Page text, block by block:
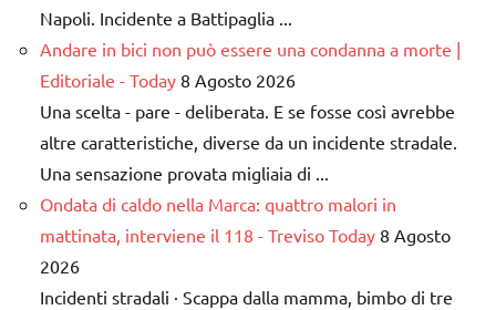
Napoli. Incidente a Battipaglia ...
Andare in bici non può essere una condanna a morte |
Editoriale - Today 8 Agosto 2026
Una scelta - pare - deliberata. E se fosse così avrebbe
altre caratteristiche, diverse da un incidente stradale.
Una sensazione provata migliaia di ...
Ondata di caldo nella Marca: quattro malori in
mattinata, interviene il 118 - Treviso Today 8 Agosto
2026
Incidenti stradali · Scappa dalla mamma, bimbo di tre